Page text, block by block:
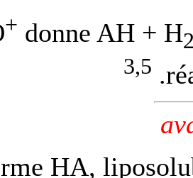
+ donne AH + H
3,5
HA,